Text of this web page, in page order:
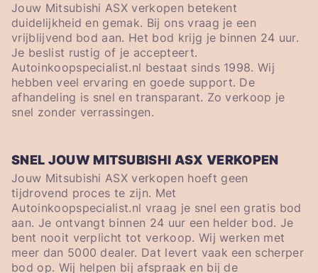
Jouw Mitsubishi ASX verkopen betekent
duidelijkheid en gemak. Bij ons vraag je een
vrijblijvend bod aan. Het bod krijg je binnen 24 uur.
Je beslist rustig of je accepteert.
Autoinkoopspecialist.nl bestaat sinds 1998. Wij
hebben veel ervaring en goede support. De
afhandeling is snel en transparant. Zo verkoop je
snel zonder verrassingen.
SNEL JOUW MITSUBISHI ASX VERKOPEN
Jouw Mitsubishi ASX verkopen hoeft geen
tijdrovend proces te zijn. Met
Autoinkoopspecialist.nl vraag je snel een gratis bod
aan. Je ontvangt binnen 24 uur een helder bod. Je
bent nooit verplicht tot verkoop. Wij werken met
meer dan 5000 dealer. Dat levert vaak een scherper
bod op. Wij helpen bij afspraak en bij de